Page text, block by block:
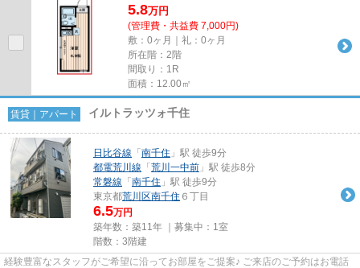
5.8万円
(管理費・共益費 7,000円)
敷：0ヶ月｜礼：0ヶ月
所在階：2階
間取り：1R
面積：12.00㎡
賃貸｜アパート イルトラッツォ千住
日比谷線 「 南千住 」駅 徒歩9分
都電荒川線 「 荒川一中前 」駅 徒歩8分
常磐線 「 南千住 」駅 徒歩9分
東京都荒川区南千住 ６丁目
6.5万円
築年数：築11年 ｜募集中： 1室
階数：3階建
経験豊富なスタッフがご希望に沿ってお部屋をご提案♪ ご来店のご予約はお電話